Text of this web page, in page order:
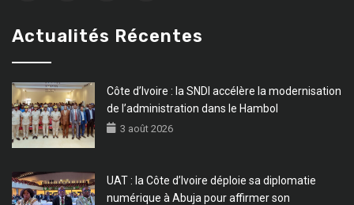
Actualités Récentes
Côte d’Ivoire : la SNDI accélère la modernisation
de l’administration dans le Hambol
3 août 2026
UAT : la Côte d’Ivoire déploie sa diplomatie
numérique à Abuja pour affirmer son